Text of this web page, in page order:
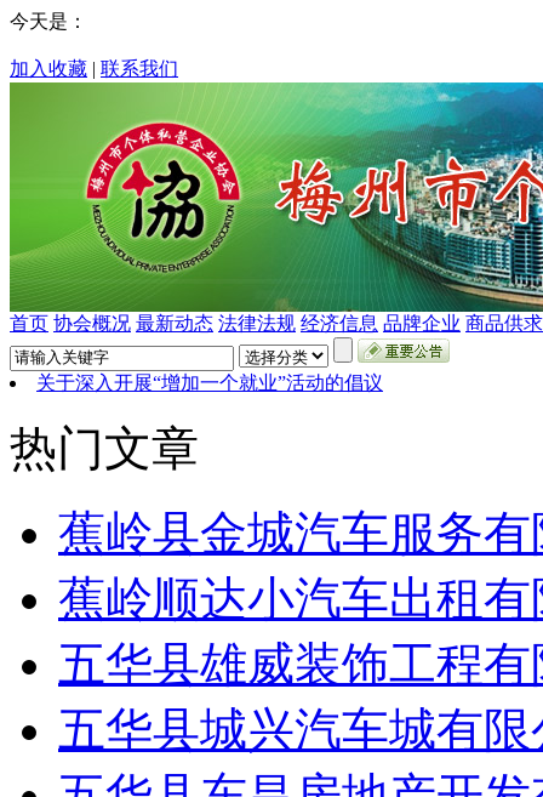
今天是：
加入收藏 | 联系我们
首页 协会概况 最新动态 法律法规 经济信息 品牌企业 商品供求
关于深入开展“增加一个就业”活动的倡议
热门文章
蕉岭县金城汽车服务
蕉岭顺达小汽车出租
五华县雄威装饰工程
五华县城兴汽车城有限